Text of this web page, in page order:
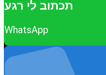
תכתוב לי רגע
WhatsApp